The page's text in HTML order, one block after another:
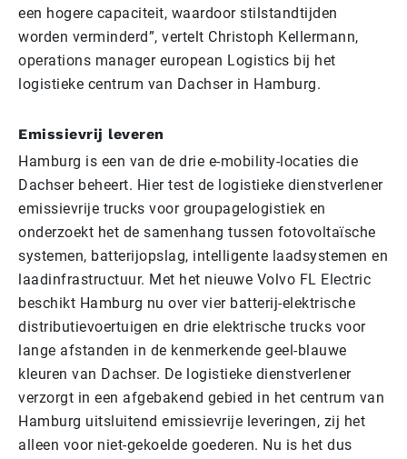
een hogere capaciteit, waardoor stilstandtijden
worden verminderd”, vertelt Christoph Kellermann,
operations manager european Logistics bij het
logistieke centrum van Dachser in Hamburg.
Emissievrij leveren
Hamburg is een van de drie e-mobility-locaties die
Dachser beheert. Hier test de logistieke dienstverlener
emissievrije trucks voor groupagelogistiek en
onderzoekt het de samenhang tussen fotovoltaïsche
systemen, batterijopslag, intelligente laadsystemen en
laadinfrastructuur. Met het nieuwe Volvo FL Electric
beschikt Hamburg nu over vier batterij-elektrische
distributievoertuigen en drie elektrische trucks voor
lange afstanden in de kenmerkende geel-blauwe
kleuren van Dachser. De logistieke dienstverlener
verzorgt in een afgebakend gebied in het centrum van
Hamburg uitsluitend emissievrije leveringen, zij het
alleen voor niet-gekoelde goederen. Nu is het dus